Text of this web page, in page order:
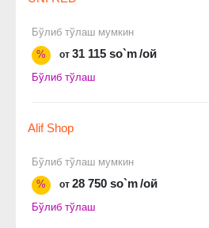
Бўлиб тўлаш мумкин
%
от 31 115 so`m/ой
Бўлиб тўлаш
Alif Shop
Бўлиб тўлаш мумкин
%
от 28 750 so`m/ой
Бўлиб тўлаш